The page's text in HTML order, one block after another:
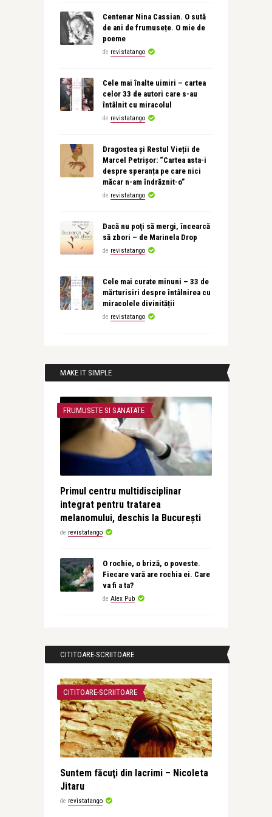
Centenar Nina Cassian. O sută
de ani de frumusețe. O mie de
poeme
de revistatango
Cele mai înalte uimiri – cartea
celor 33 de autori care s-au
întâlnit cu miracolul
de revistatango
Dragostea și Restul Vieții de
Marcel Petrișor: “Cartea asta-i
despre speranța pe care nici
măcar n-am îndrăznit-o”
de revistatango
Dacă nu poţi să mergi, încearcă
să zbori – de Marinela Drop
de revistatango
Cele mai curate minuni – 33 de
mărturisiri despre întâlnirea cu
miracolele divinității
de revistatango
MAKE IT SIMPLE
FRUMUSETE SI SANATATE
Primul centru multidisciplinar
integrat pentru tratarea
melanomului, deschis la București
de revistatango
O rochie, o briză, o poveste.
Fiecare vară are rochia ei. Care
va fi a ta?
de Alex Pub
CITITOARE-SCRIITOARE
CITITOARE-SCRIITOARE
Suntem făcuţi din lacrimi – Nicoleta
Jitaru
de revistatango